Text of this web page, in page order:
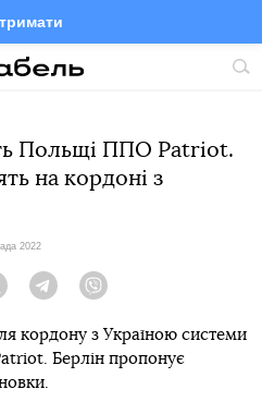
TelegramTwitter
Польщі ППО Patriot.
на кордоні з
2022
Twitter Telegram
кордону з Україною системи
Берлін пропонує